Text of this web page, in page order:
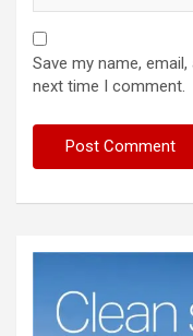
Save my name,
next time I comment.